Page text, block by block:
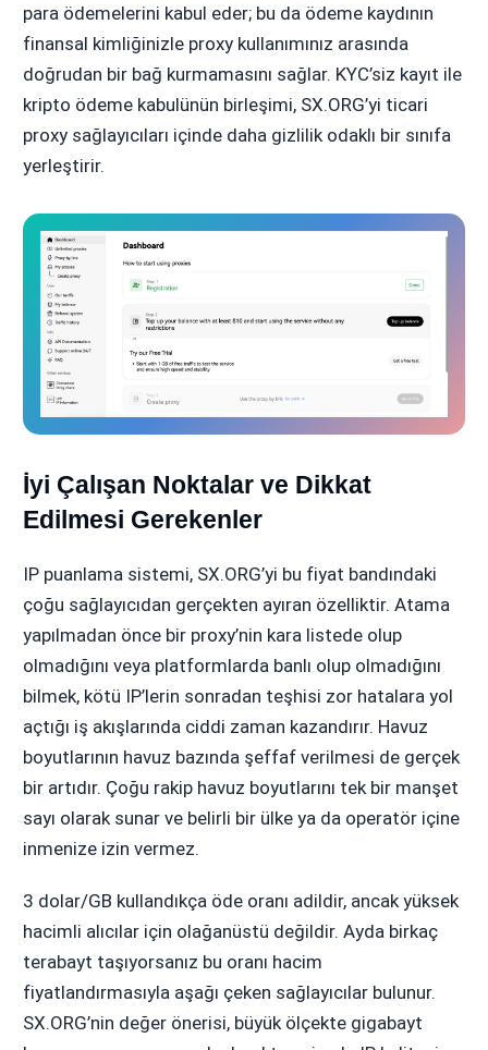
para ödemelerini kabul eder; bu da ödeme kaydının
finansal kimliğinizle proxy kullanımınız arasında
doğrudan bir bağ kurmamasını sağlar. KYC’siz kayıt ile
kripto ödeme kabulünün birleşimi, SX.ORG’yi ticari
proxy sağlayıcıları içinde daha gizlilik odaklı bir sınıfa
yerleştirir.
İyi Çalışan Noktalar ve Dikkat
Edilmesi Gerekenler
IP puanlama sistemi, SX.ORG’yi bu fiyat bandındaki
çoğu sağlayıcıdan gerçekten ayıran özelliktir. Atama
yapılmadan önce bir proxy’nin kara listede olup
olmadığını veya platformlarda banlı olup olmadığını
bilmek, kötü IP’lerin sonradan teşhisi zor hatalara yol
açtığı iş akışlarında ciddi zaman kazandırır. Havuz
boyutlarının havuz bazında şeffaf verilmesi de gerçek
bir artıdır. Çoğu rakip havuz boyutlarını tek bir manşet
sayı olarak sunar ve belirli bir ülke ya da operatör içine
inmenize izin vermez.
3 dolar/GB kullandıkça öde oranı adildir, ancak yüksek
hacimli alıcılar için olağanüstü değildir. Ayda birkaç
terabayt taşıyorsanız bu oranı hacim
fiyatlandırmasıyla aşağı çeken sağlayıcılar bulunur.
SX.ORG’nin değer önerisi, büyük ölçekte gigabayt